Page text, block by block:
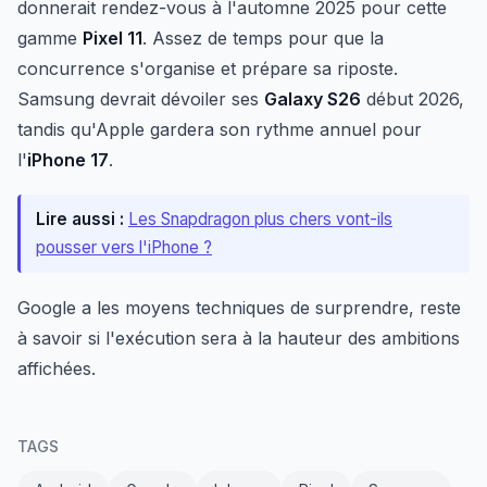
donnerait rendez-vous à l'automne 2025 pour cette
gamme Pixel 11. Assez de temps pour que la
concurrence s'organise et prépare sa riposte.
Samsung devrait dévoiler ses Galaxy S26 début 2026,
tandis qu'Apple gardera son rythme annuel pour
l'iPhone 17.
Lire aussi : Les Snapdragon plus chers vont-ils
pousser vers l'iPhone ?
Google a les moyens techniques de surprendre, reste
à savoir si l'exécution sera à la hauteur des ambitions
affichées.
TAGS